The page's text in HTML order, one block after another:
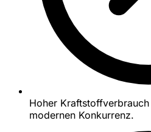
Hoher
modernen Konkurrenz.